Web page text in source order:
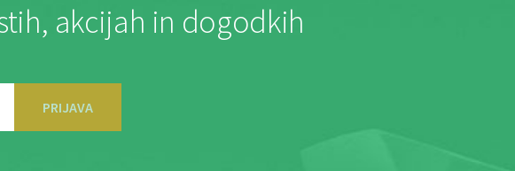
akcijah in dogodkih
PRIJAVA